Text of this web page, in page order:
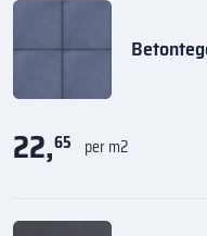
22,65 per m2